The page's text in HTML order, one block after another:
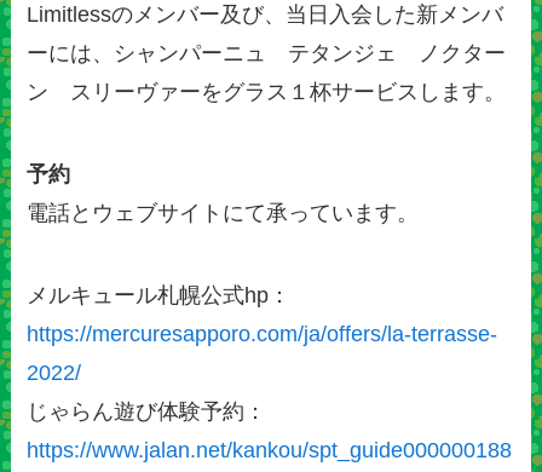
Limitlessのメンバー及び、当日入会した新メンバ
ーには、シャンパーニュ テタンジェ ノクター
ン スリーヴァーをグラス１杯サービスします。
予約
電話とウェブサイトにて承っています。
メルキュール札幌公式hp：
https://mercuresapporo.com/ja/offers/la-terrasse-
2022/
じゃらん遊び体験予約：
https://www.jalan.net/kankou/spt_guide000000188